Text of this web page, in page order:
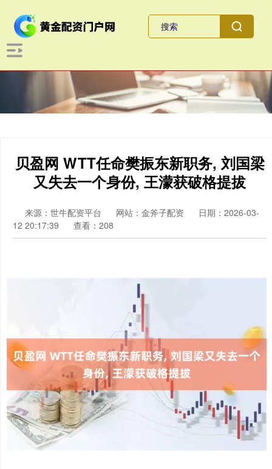
贝盈网 WTT任命樊振东新职务, 刘国梁
又失去一个身份, 王濛获破格提拔
来源：世牛配资平台 网站：金斧子配资
日期：2026-03-
12 20:17:39
查看：208